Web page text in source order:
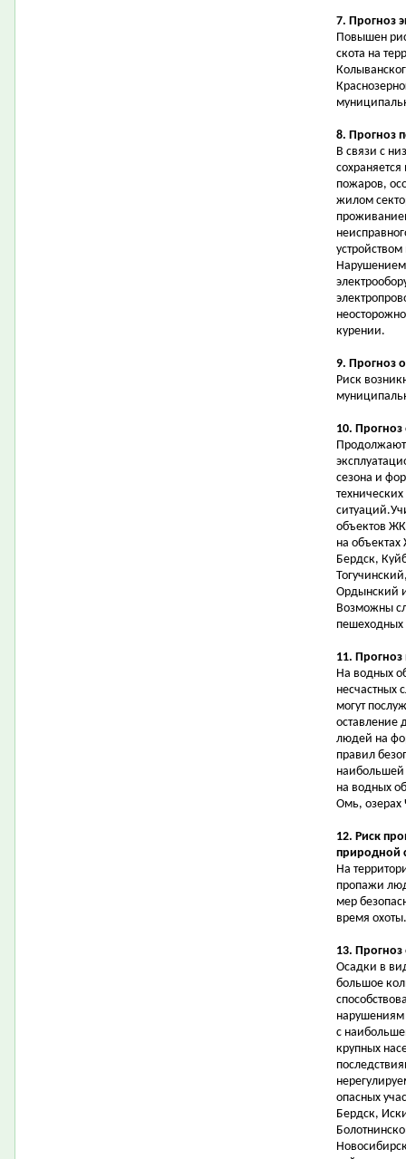
7. Прогноз
Повышен
скота на
8. Прогноз
В связи с
пожаров,
жилом
Нарушением
курении.
9. Прогноз
Риск
10.
сезона и
объектов
на
Бердск,
Ордынский
Возможны
пешеходных
11.
На водных
несчастных
могут
оставление
людей на
правил
наибольшей
на водных
Омь,
12. Риск
природной
На
пропажи
мер
время охоты.
13. Прогноз
Осадки в
большое
нарушениям
с
крупных
опасных
Бердск,